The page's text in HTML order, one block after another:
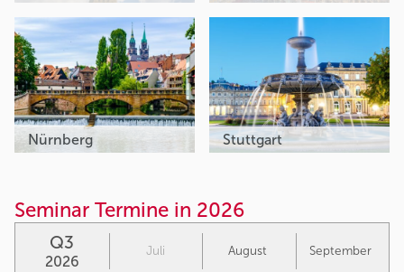
Nürnberg Stuttgart
Seminar Termine in 2026
Q3
2026
Juli August September